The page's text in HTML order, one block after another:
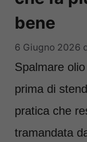
bene
6 Giugno 2026
Spalmare
prima di
pratica che
tramandata